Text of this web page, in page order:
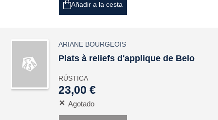
Añadir a la cesta
ARIANE BOURGEOIS
Plats à reliefs d'applique de Belo
RÚSTICA
23,00 €
Agotado